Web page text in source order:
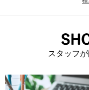
スタッフ